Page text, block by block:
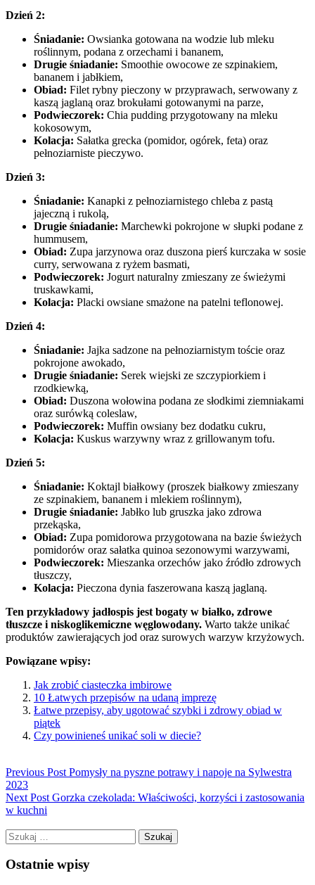
Dzień 2:
Śniadanie: Owsianka gotowana na wodzie lub mleku
roślinnym, podana z orzechami i bananem,
Drugie śniadanie: Smoothie owocowe ze szpinakiem,
bananem i jabłkiem,
Obiad: Filet rybny pieczony w przyprawach, serwowany z
kaszą jaglaną oraz brokułami gotowanymi na parze,
Podwieczorek: Chia pudding przygotowany na mleku
kokosowym,
Kolacja: Sałatka grecka (pomidor, ogórek, feta) oraz
pełnoziarniste pieczywo.
Dzień 3:
Śniadanie: Kanapki z pełnoziarnistego chleba z pastą
jajeczną i rukolą,
Drugie śniadanie: Marchewki pokrojone w słupki podane z
hummusem,
Obiad: Zupa jarzynowa oraz duszona pierś kurczaka w sosie
curry, serwowana z ryżem basmati,
Podwieczorek: Jogurt naturalny zmieszany ze świeżymi
truskawkami,
Kolacja: Placki owsiane smażone na patelni teflonowej.
Dzień 4:
Śniadanie: Jajka sadzone na pełnoziarnistym toście oraz
pokrojone awokado,
Drugie śniadanie: Serek wiejski ze szczypiorkiem i
rzodkiewką,
Obiad: Duszona wołowina podana ze słodkimi ziemniakami
oraz surówką coleslaw,
Podwieczorek: Muffin owsiany bez dodatku cukru,
Kolacja: Kuskus warzywny wraz z grillowanym tofu.
Dzień 5:
Śniadanie: Koktajl białkowy (proszek białkowy zmieszany
ze szpinakiem, bananem i mlekiem roślinnym),
Drugie śniadanie: Jabłko lub gruszka jako zdrowa
przekąska,
Obiad: Zupa pomidorowa przygotowana na bazie świeżych
pomidorów oraz sałatka quinoa sezonowymi warzywami,
Podwieczorek: Mieszanka orzechów jako źródło zdrowych
tłuszczy,
Kolacja: Pieczona dynia faszerowana kaszą jaglaną.
Ten przykładowy jadłospis jest bogaty w białko, zdrowe
tłuszcze i niskoglikemiczne węglowodany. Warto także unikać
produktów zawierających jod oraz surowych warzyw krzyżowych.
Powiązane wpisy:
Jak zrobić ciasteczka imbirowe
10 Łatwych przepisów na udaną imprezę
Łatwe przepisy, aby ugotować szybki i zdrowy obiad w
piątek
Czy powinieneś unikać soli w diecie?
Previous Post Pomysły na pyszne potrawy i napoje na Sylwestra
2023
Next Post Gorzka czekolada: Właściwości, korzyści i zastosowania
w kuchni
Szukaj:
Ostatnie wpisy